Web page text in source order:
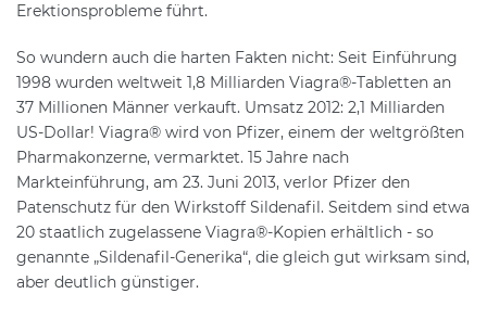
Erektionsprobleme führt.
So wundern auch die harten Fakten nicht: Seit Einführung
1998 wurden weltweit 1,8 Milliarden Viagra®-Tabletten an
37 Millionen Männer verkauft. Umsatz 2012: 2,1 Milliarden
US-Dollar! Viagra® wird von Pfizer, einem der weltgrößten
Pharmakonzerne, vermarktet. 15 Jahre nach
Markteinführung, am 23. Juni 2013, verlor Pfizer den
Patenschutz für den Wirkstoff Sildenafil. Seitdem sind etwa
20 staatlich zugelassene Viagra®-Kopien erhältlich - so
genannte „Sildenafil-Generika“, die gleich gut wirksam sind,
aber deutlich günstiger.